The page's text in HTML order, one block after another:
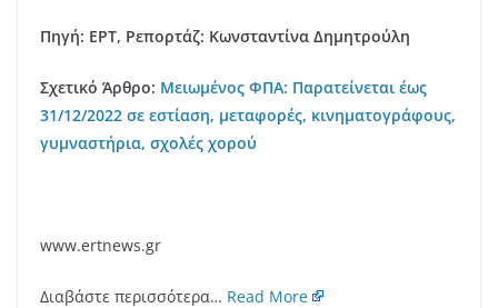
Πηγή: ΕΡΤ, Ρεπορτάζ: Κωνσταντίνα Δημητρούλη
Σχετικό Άρθρο: Μειωμένος ΦΠΑ: Παρατείνεται έως
31/12/2022 σε εστίαση, μεταφορές, κινηματογράφους,
γυμναστήρια, σχολές χορού
www.ertnews.gr
Διαβάστε περισσότερα… Read More